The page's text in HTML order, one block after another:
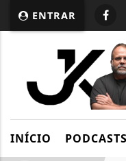
ENTRAR
INÍCIO PODCASTS